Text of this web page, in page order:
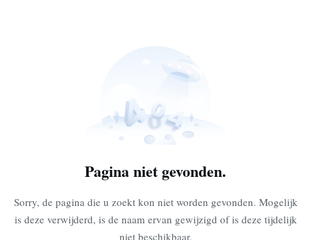
Pagina niet gevonden.
Sorry, de pagina die u zoekt kon niet worden gevonden. Mogelijk
is deze verwijderd, is de naam ervan gewijzigd of is deze tijdelijk
niet beschikbaar.